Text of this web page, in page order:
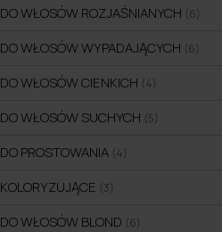
DO WŁOSÓW ROZJAŚNIANYCH (6)
DO WŁOSÓW WYPADAJĄCYCH (6)
DO WŁOSÓW CIENKICH (4)
DO WŁOSÓW SUCHYCH (5)
DO PROSTOWANIA (4)
KOLORYZUJĄCE (3)
DO WŁOSÓW BLOND (6)